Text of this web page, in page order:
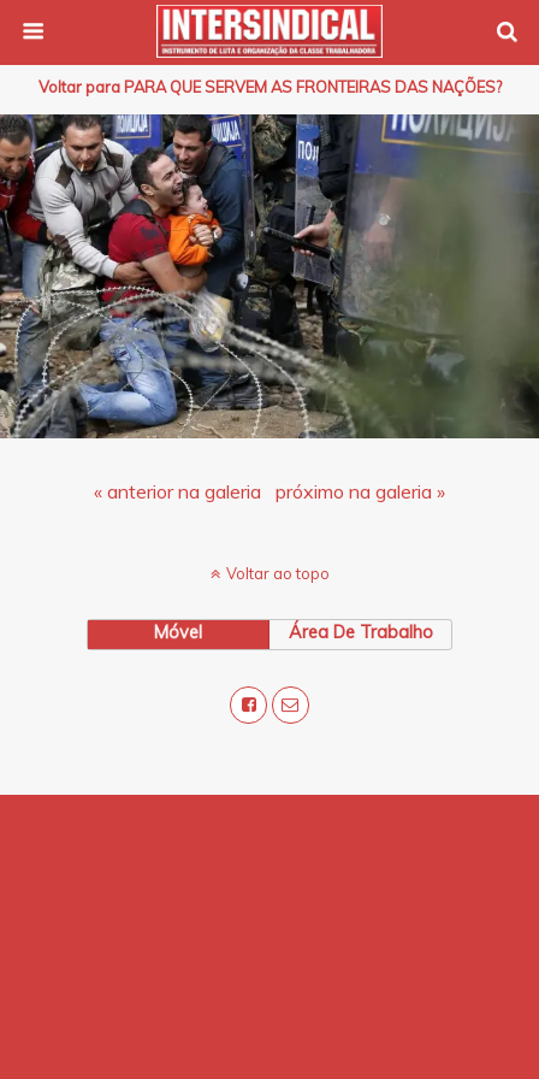
Voltar para PARA QUE SERVEM AS FRONTEIRAS DAS NAÇÕES?
« anterior na galeria próximo na galeria »
Voltar ao topo
Móvel Área De Trabalho